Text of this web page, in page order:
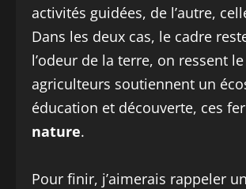
activités guidées, de l’autre,
Dans les deux cas, le cadre
l’odeur de la terre, on ressent
agriculteurs soutiennent un
éducation et découverte, ces
nature.
Pour finir, j’aimerais rappeler